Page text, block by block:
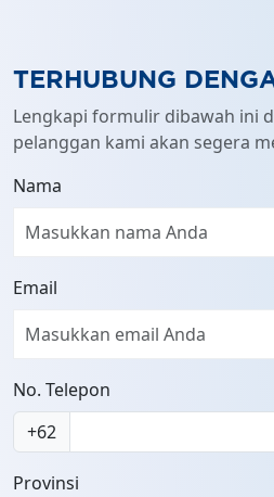
TERHUBUNG
Lengkapi formulir dibawah ini
pelanggan kami akan segera
Nama
Email
No. Telepon
+62
Provinsi